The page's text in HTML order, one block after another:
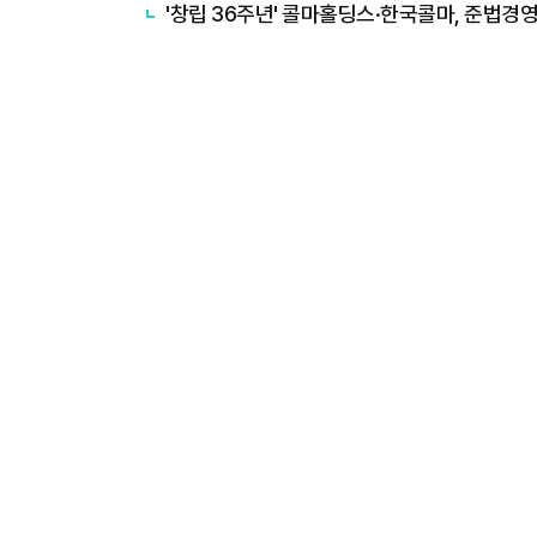
'창립 36주년' 콜마홀딩스·한국콜마, 준법경